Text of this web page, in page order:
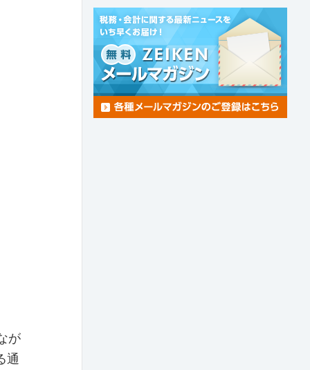
が
通